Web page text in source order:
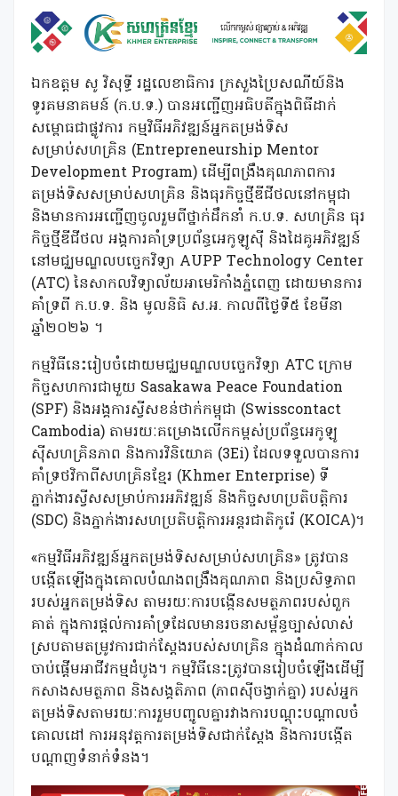
ឯកឧត្តម សូ វិសុទ្ធី រដ្ឋលេខាធិការ ក្រសួងប្រៃសណីយ៍និង
ទូរគមនាគមន៍ (ក.ប.ទ.) បានអញ្ជើញអធិបតីក្នុងពិធីដាក់
សម្ពោធជាផ្លូវការ កម្មវិធីអភិវឌ្ឍន៍អ្នកតម្រង់ទិស
សម្រាប់សហគ្រិន (Entrepreneurship Mentor
Development Program) ដើម្បីពង្រឹងគុណភាពការ
តម្រង់ទិសសម្រាប់សហគ្រិន និងធុរកិច្ចថ្មីឌីជីថលនៅកម្ពុជា
និងមានការអញ្ជើញចូលរួមពីថ្នាក់ដឹកនាំ ក.ប.ទ. សហគ្រិន ធុរ
កិច្ចថ្មីឌីជីថល អង្គការគាំទ្រប្រព័ន្ធអេកូឡូស៊ី និងដៃគូអភិវឌ្ឍន៍
នៅមជ្ឈមណ្ឌលបច្ចេកវិទ្យា AUPP Technology Center
(ATC) នៃសាកលវិទ្យាល័យអាមេរិកាំងភ្នំពេញ ដោយមានការ
គាំទ្រពី ក.ប.ទ. និង មូលនិធិ ស.អ. កាលពីថ្ងៃទី៥ ខែមីនា
ឆ្នាំ២០២៦ ។
កម្មវិធីនេះរៀបចំដោយមជ្ឈមណ្ឌលបច្ចេកវិទ្យា ATC ក្រោម
កិច្ចសហការជាមួយ Sasakawa Peace Foundation
(SPF) និងអង្គការស្វីសខន់ថាក់កម្ពុជា (Swisscontact
Cambodia) តាមរយៈគម្រោងលើកកម្ពស់ប្រព័ន្ធអេកូឡូ
ស៊ីសហគ្រិនភាព និងការវិនិយោគ (3Ei) ដែលទទួលបានការ
គាំទ្រថវិកាពីសហគ្រិនខ្មែរ (Khmer Enterprise) ទី
ភ្នាក់ងារស្វីសសម្រាប់ការអភិវឌ្ឍន៍ និងកិច្ចសហប្រតិបត្តិការ
(SDC) និងភ្នាក់ងារសហប្រតិបត្តិការអន្តរជាតិកូរ៉េ (KOICA)។
«កម្មវិធីអភិវឌ្ឍន៍អ្នកតម្រង់ទិសសម្រាប់សហគ្រិន» ត្រូវបាន
បង្កើតឡើងក្នុងគោលបំណងពង្រឹងគុណភាព និងប្រសិទ្ធភាព
របស់អ្នកតម្រង់ទិស តាមរយៈការបង្កើនសមត្ថភាពរបស់ពួក
គាត់ ក្នុងការផ្តល់ការគាំទ្រដែលមានរចនាសម្ព័ន្ធច្បាស់លាស់
ស្របតាមតម្រូវការជាក់ស្តែងរបស់សហគ្រិន ក្នុងដំណាក់កាល
ចាប់ផ្តើមអាជីវកម្មដំបូង។ កម្មវិធីនេះត្រូវបានរៀបចំឡើងដើម្បី
កសាងសមត្ថភាព និងសង្គតិភាព (ភាពស៊ីចង្វាក់គ្នា) របស់អ្នក
តម្រង់ទិសតាមរយៈការរួមបញ្ចូលគ្នារវាងការបណ្តុះបណ្តាលចំ
គោលដៅ ការអនុវត្តការតម្រង់ទិសជាក់ស្តែង និងការបង្កើត
បណ្តាញទំនាក់ទំនង។